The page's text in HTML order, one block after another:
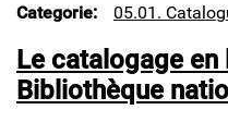
Categorie
05.01.
Le catalogage en
Bibliothèque